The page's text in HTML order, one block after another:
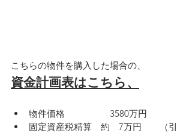
こちらの物件を購入した場合の、
資金計画表はこちら、
物件価格　　　　　3580万円
固定資産税精算　約　7万円　　（引